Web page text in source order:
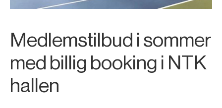
Medlemstilbud i sommer
med billig booking i NTK
hallen